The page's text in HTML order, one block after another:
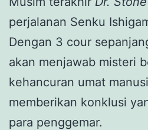
perjalanan Senku
Dengan 3 cour
akan menjawab misteri
kehancuran umat
memberikan konklusi
para penggemar.